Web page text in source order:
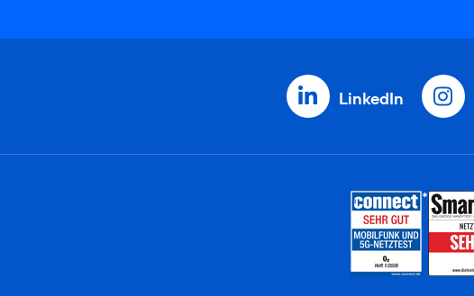
LinkedIn